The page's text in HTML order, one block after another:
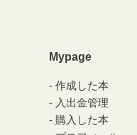
Mypage
作成した本
入出金管理
購入した本